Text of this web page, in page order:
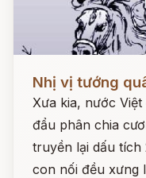
Nhị vị tướng
Xưa kia, nước
đẩu phân chia
truyền lại dấu
con nối đều xưng